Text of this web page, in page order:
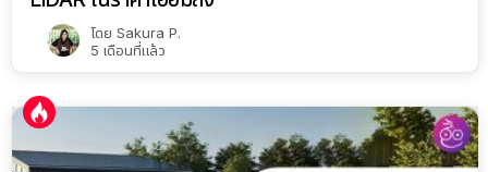
โดย Sakura P.
5 เดือนที่แล้ว